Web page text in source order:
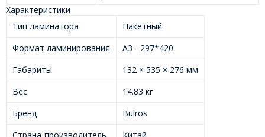
Характеристики
Тип ламинатора
Пакетный
Формат ламинирования
А3 - 297*420
Габариты
132 × 535 × 276 мм
Вес
14.83 кг
Бренд
Bulros